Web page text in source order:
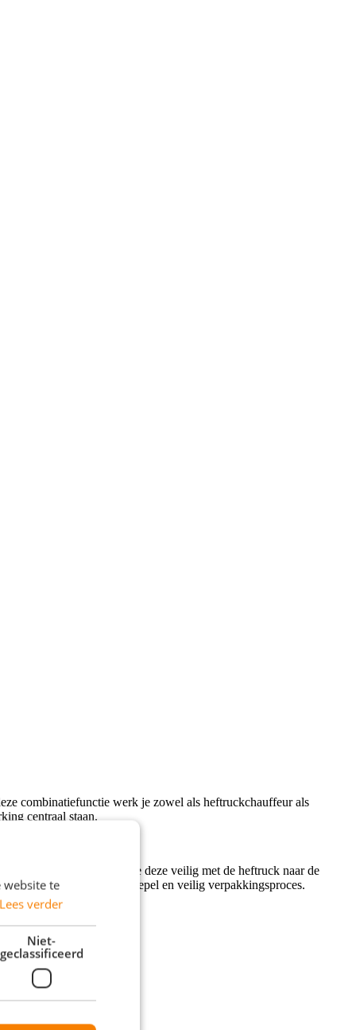
combinatiefunctie werk je zowel als heftruckchauffeur als
centraal staan.
moment verplaats je deze veilig met de heftruck naar de
draag je bij aan een soepel en veilig verpakkingsproces.
website te
Lees verder
Niet-
geclassificeerd